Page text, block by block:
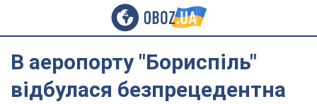
В аеропорту "Бориспіль"
відбулася безпрецедентна